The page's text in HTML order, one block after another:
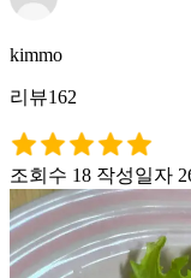
kimmo
리뷰162
조회수 18 작성일자